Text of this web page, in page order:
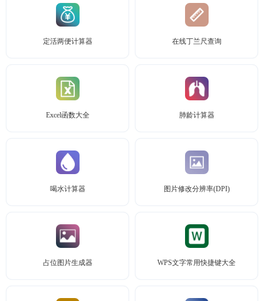
定活两便计算器 在线丁兰尺查询
Excel函数大全 肺龄计算器
喝水计算器 图片修改分辨率(DPI)
占位图片生成器 WPS文字常用快捷键大全